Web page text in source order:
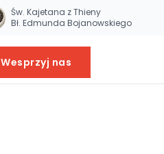
Św. Kajetana z Thieny
Bł. Edmunda Bojanowskiego
Wesprzyj nas